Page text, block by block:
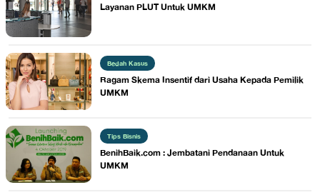
Layanan PLUT Untuk UMKM
Bedah Kasus
Ragam Skema Insentif dari Usaha Kepada Pemilik
UMKM
Tips Bisnis
BenihBaik.com : Jembatani Pendanaan Untuk
UMKM